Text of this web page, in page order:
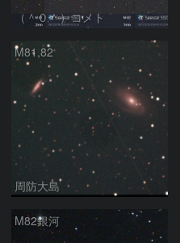
（＾０＾）コメト
M81,82
周防大島
M82銀河